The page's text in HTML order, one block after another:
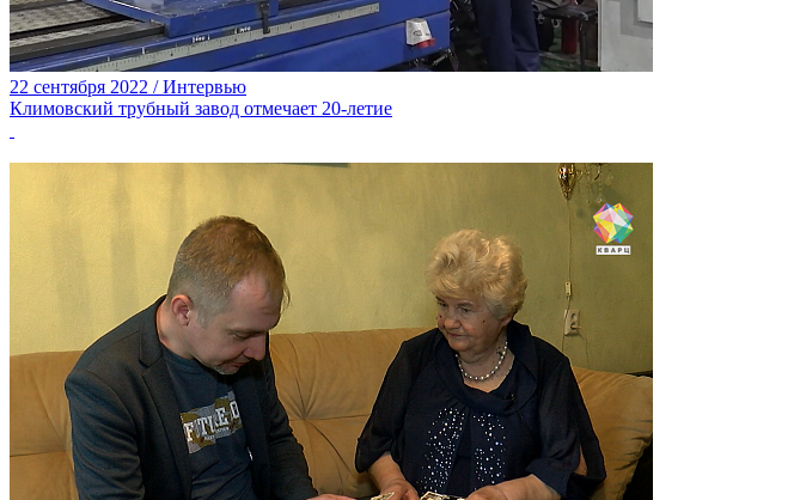
22 сентября 2022 / Интервью
Климовский трубный завод отмечает 20-летие